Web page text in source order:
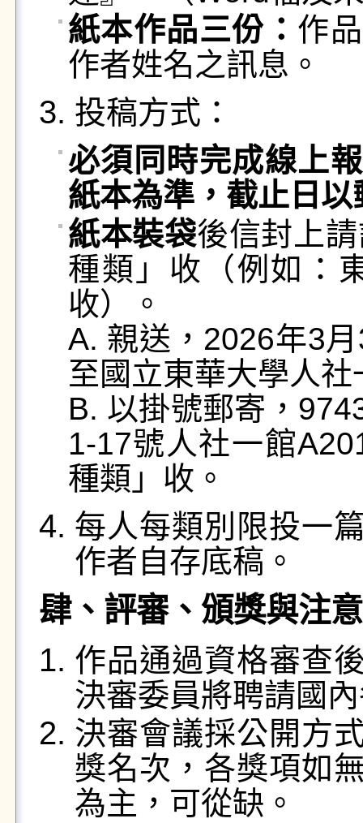
紙本作品三份： 作
作者姓名之訊息。
投稿方式：
必須同時完成線上
紙本為準，截止日
紙本裝袋後信封上
種類」收（例如：
收）。
A. 親送，2026年3
至國立東華大學人
B. 以掛號郵寄，
1-17號人社一館
種類」收。
每人每類別限投一
作者自存底稿。
肆、評審、頒獎與注
作品通過資格審查
決審委員將聘請國
決審會議採公開方
獎名次，各獎項如
為主，可從缺。